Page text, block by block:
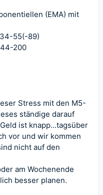
(EMA) mit
55(-89)
200
Stress mit den M5-
ständige darauf
ist knapp...tagsüber
vor und wir kommen
nicht auf den
am Wochenende
besser planen.